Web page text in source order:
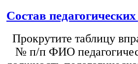
Состав
Прокрутите таблицу
№ п/п ФИО